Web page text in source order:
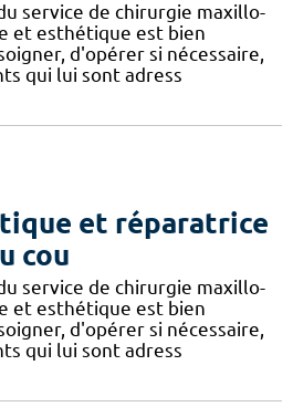
service de chirurgie maxillo-
et esthétique est bien
d'opérer si nécessaire,
qui lui sont adress
et réparatrice
cou
service de chirurgie maxillo-
et esthétique est bien
d'opérer si nécessaire,
qui lui sont adress